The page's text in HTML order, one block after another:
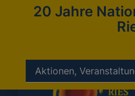
20 Jahre
Aktionen,